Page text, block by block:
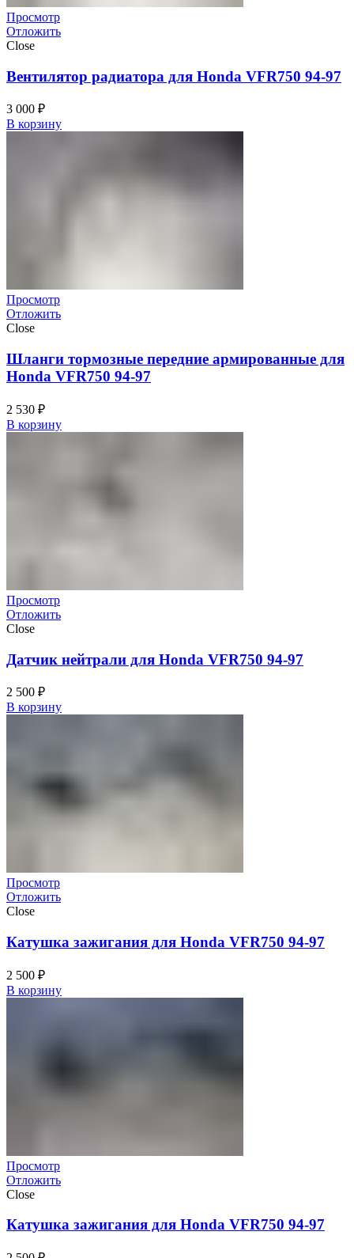
Просмотр
Отложить
Close
Вентилятор радиатора для Honda VFR750 94-97
3 000 ₽
В корзину
Просмотр
Отложить
Close
Шланги тормозные передние армированные для
Honda VFR750 94-97
2 530 ₽
В корзину
Просмотр
Отложить
Close
Датчик нейтрали для Honda VFR750 94-97
2 500 ₽
В корзину
Просмотр
Отложить
Close
Катушка зажигания для Honda VFR750 94-97
2 500 ₽
В корзину
Просмотр
Отложить
Close
Катушка зажигания для Honda VFR750 94-97